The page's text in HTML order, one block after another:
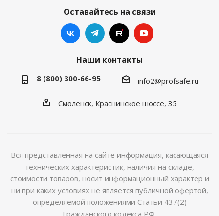
Оставайтесь на связи
Наши контакты
8 (800) 300-66-95 info2@profsafe.ru
Смоленск, Краснинское шоссе, 35
Вся представленная на сайте информация, касающаяся
технических характеристик, наличия на складе,
стоимости товаров, носит информационный характер и
ни при каких условиях не является публичной офертой,
определяемой положениями Статьи 437(2)
Гражданского кодекса РФ.